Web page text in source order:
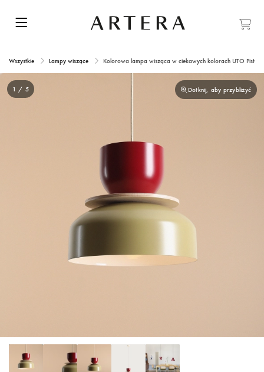
Wszystkie Lampy wiszące Kolorowa lampa wisząca w ciekawych kolorach UTO
Dotknij, aby przybliżyć
1 / 5